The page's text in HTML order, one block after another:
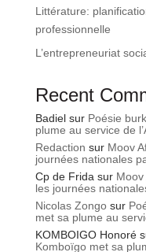
Littérature:
professionnelle
L’entrepreneuriat
Recent
Badielsur Poésie
plume au service de
Redaction sur Moov
journées nationales
Cp de Frida sur
les journées
Nicolas Zongosur
met sa plume au
KOMBOIGO Honoré
Komboïgo met sa